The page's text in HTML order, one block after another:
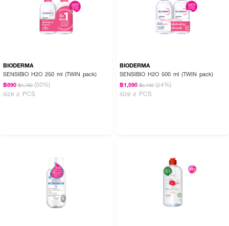
BIODERMA
SENSIBIO H2O 250 ml (TWIN pack)
฿890 ฿1,780 (50%)
size 2 PCS
BIODERMA
SENSIBIO H2O 500 ml (TWIN pack)
฿1,590 ฿2,100 (24%)
size 2 PCS